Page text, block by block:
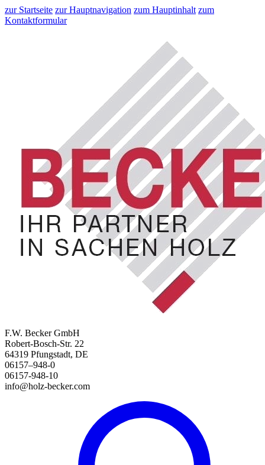
zur Startseite zur Hauptnavigation zum Hauptinhalt zum
Kontaktformular
F.W. Becker GmbH
Robert-Bosch-Str. 22
64319 Pfungstadt, DE
06157–948-0
06157-948-10
info@holz-becker.com